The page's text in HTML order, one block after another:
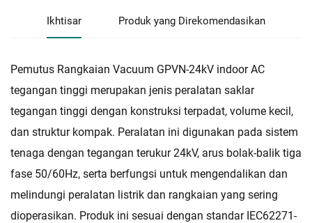
Ikhtisar Produk yang Direkomendasikan
Pemutus Rangkaian Vacuum GPVN-24kV indoor AC
tegangan tinggi merupakan jenis peralatan saklar
tegangan tinggi dengan konstruksi terpadat, volume kecil,
dan struktur kompak. Peralatan ini digunakan pada sistem
tenaga dengan tegangan terukur 24kV, arus bolak-balik tiga
fase 50/60Hz, serta berfungsi untuk mengendalikan dan
melindungi peralatan listrik dan rangkaian yang sering
dioperasikan. Produk ini sesuai dengan standar IEC62271-